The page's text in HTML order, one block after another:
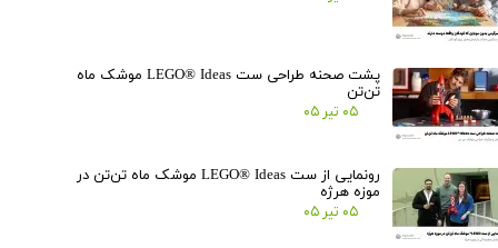
پشت صحنه طراحی ست LEGO® Ideas موشک ماه
تن‌تن
۰۵ تیر ۰۵
رونمایی از ست LEGO® Ideas موشک ماه تن‌تن در
موزه هرژه
۰۵ تیر ۰۵